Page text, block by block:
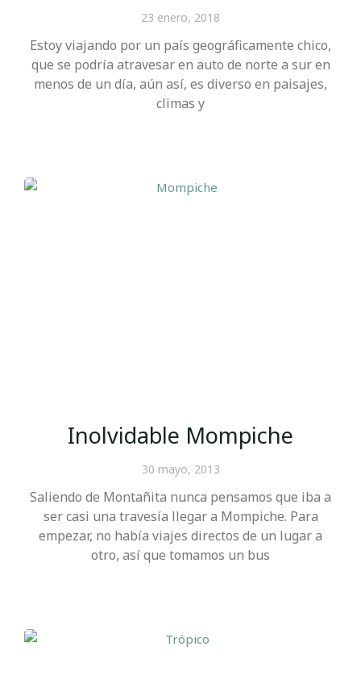
23 enero, 2018
Estoy viajando por un país geográficamente chico,
que se podría atravesar en auto de norte a sur en
menos de un día, aún así, es diverso en paisajes,
climas y
Inolvidable Mompiche
30 mayo, 2013
Saliendo de Montañita nunca pensamos que iba a
ser casi una travesía llegar a Mompiche. Para
empezar, no había viajes directos de un lugar a
otro, así que tomamos un bus